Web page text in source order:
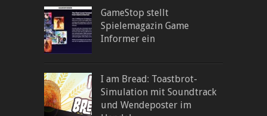
GameStop stellt
Spielemagazin Game
Informer ein
I am Bread: Toastbrot-
Simulation mit Soundtrack
und Wendeposter im